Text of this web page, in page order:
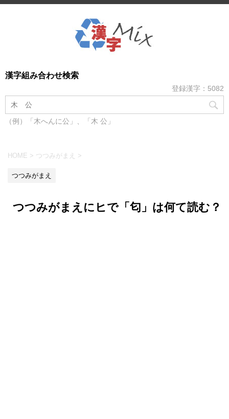
漢字組み合わせ検索
登録漢字：5082
（例）「木へんに公」、「木 公」
HOME > つつみがまえ >
つつみがまえ
つつみがまえにヒで「匂」は何て読む？